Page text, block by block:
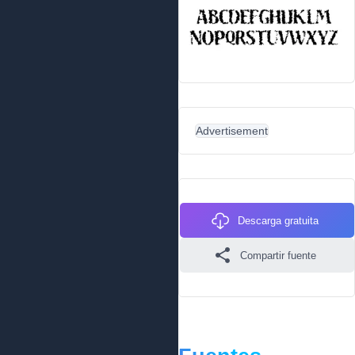
Advertisement
Descarga gratuita
Compartir fuente